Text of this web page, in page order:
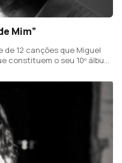
Mim”
12 canções que Miguel
constituem o seu 10º álbum